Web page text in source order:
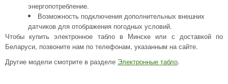
энергопотребление.
Возможность подключения дополнительных внешних
датчиков для отображения погодных условий.
Чтобы купить электронное табло в Минске или с доставкой по
Беларуси, позвоните нам по телефонам, указанным на сайте.
Другие модели смотрите в разделе Электронные табло.